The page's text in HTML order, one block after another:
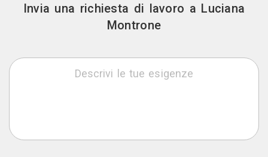
Invia una richiesta di lavoro a Luciana
Montrone